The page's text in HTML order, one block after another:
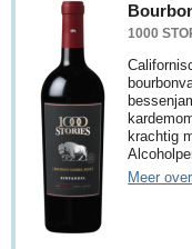
1000
krachtig
Meer